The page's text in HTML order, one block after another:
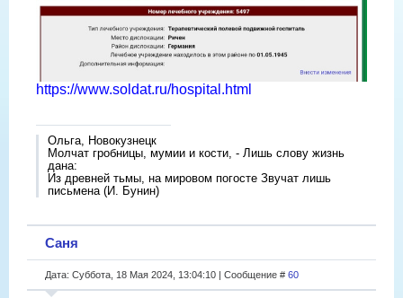
https://www.soldat.ru/hospital.html
Ольга, Новокузнецк
Молчат гробницы, мумии и кости, - Лишь слову жизнь
дана:
Из древней тьмы, на мировом погосте Звучат лишь
письмена (И. Бунин)
Саня
Дата: Суббота, 18 Мая 2024, 13:04:10 | Сообщение # 60